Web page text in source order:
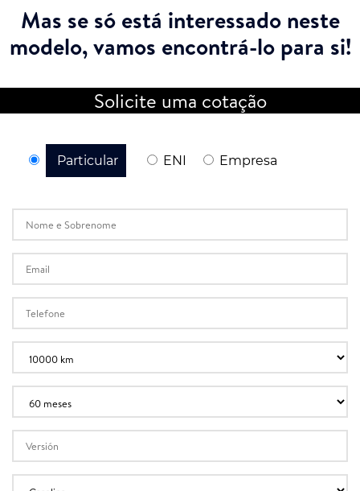
Mas se só está interessado neste
modelo,vamos encontrá-lo para si!
Solicite uma cotação
Particular ENI Empresa